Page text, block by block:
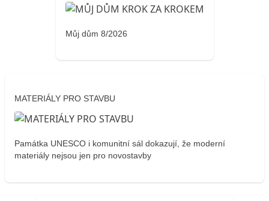
Můj dům 8/2026
MATERIÁLY PRO STAVBU
Památka UNESCO i komunitní sál dokazují, že moderní
materiály nejsou jen pro novostavby